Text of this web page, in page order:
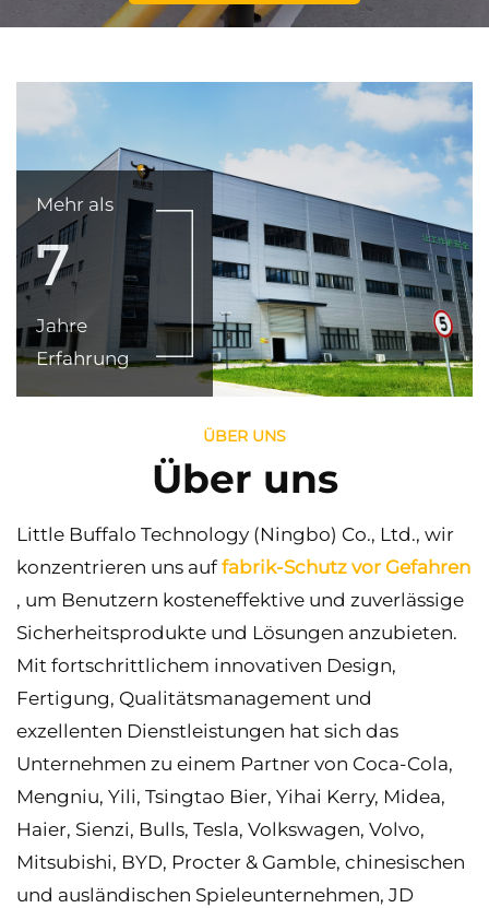
Mehr als
7
Jahre
Erfahrung
ÜBER UNS
Über uns
Little Buffalo Technology (Ningbo) Co., Ltd., wir
konzentrieren uns auffabrik-Schutz vor Gefahren
, um Benutzern kosteneffektive und zuverlässige
Sicherheitsprodukte und Lösungen anzubieten.
Mit fortschrittlichem innovativen Design,
Fertigung, Qualitätsmanagement und
exzellenten Dienstleistungen hat sich das
Unternehmen zu einem Partner von Coca-Cola,
Mengniu, Yili, Tsingtao Bier, Yihai Kerry, Midea,
Haier, Sienzi, Bulls, Tesla, Volkswagen, Volvo,
Mitsubishi, BYD, Procter & Gamble, chinesischen
und ausländischen Spieleunternehmen, JD